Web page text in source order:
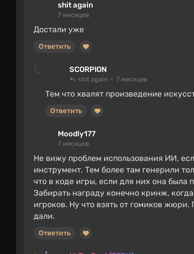
shit again
7 месяцев
Достали уже
Ответить
SCORPION
shit again 7 месяцев
Тем что хвалят произведение
Ответить
Moodly177
7 месяцев
Не вижу проблем использования ИИ,
инструмент. Тем более там генерили
что в коде игры, если для них она была
Забирать награду конечно кринж,
игроков. Ну что взять от гомиков
дали.
Ответить